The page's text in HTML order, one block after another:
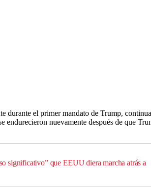
durante el primer mandato de Trump,
endurecieron nuevamente después de que
significativo” que EEUU diera marcha atrás a